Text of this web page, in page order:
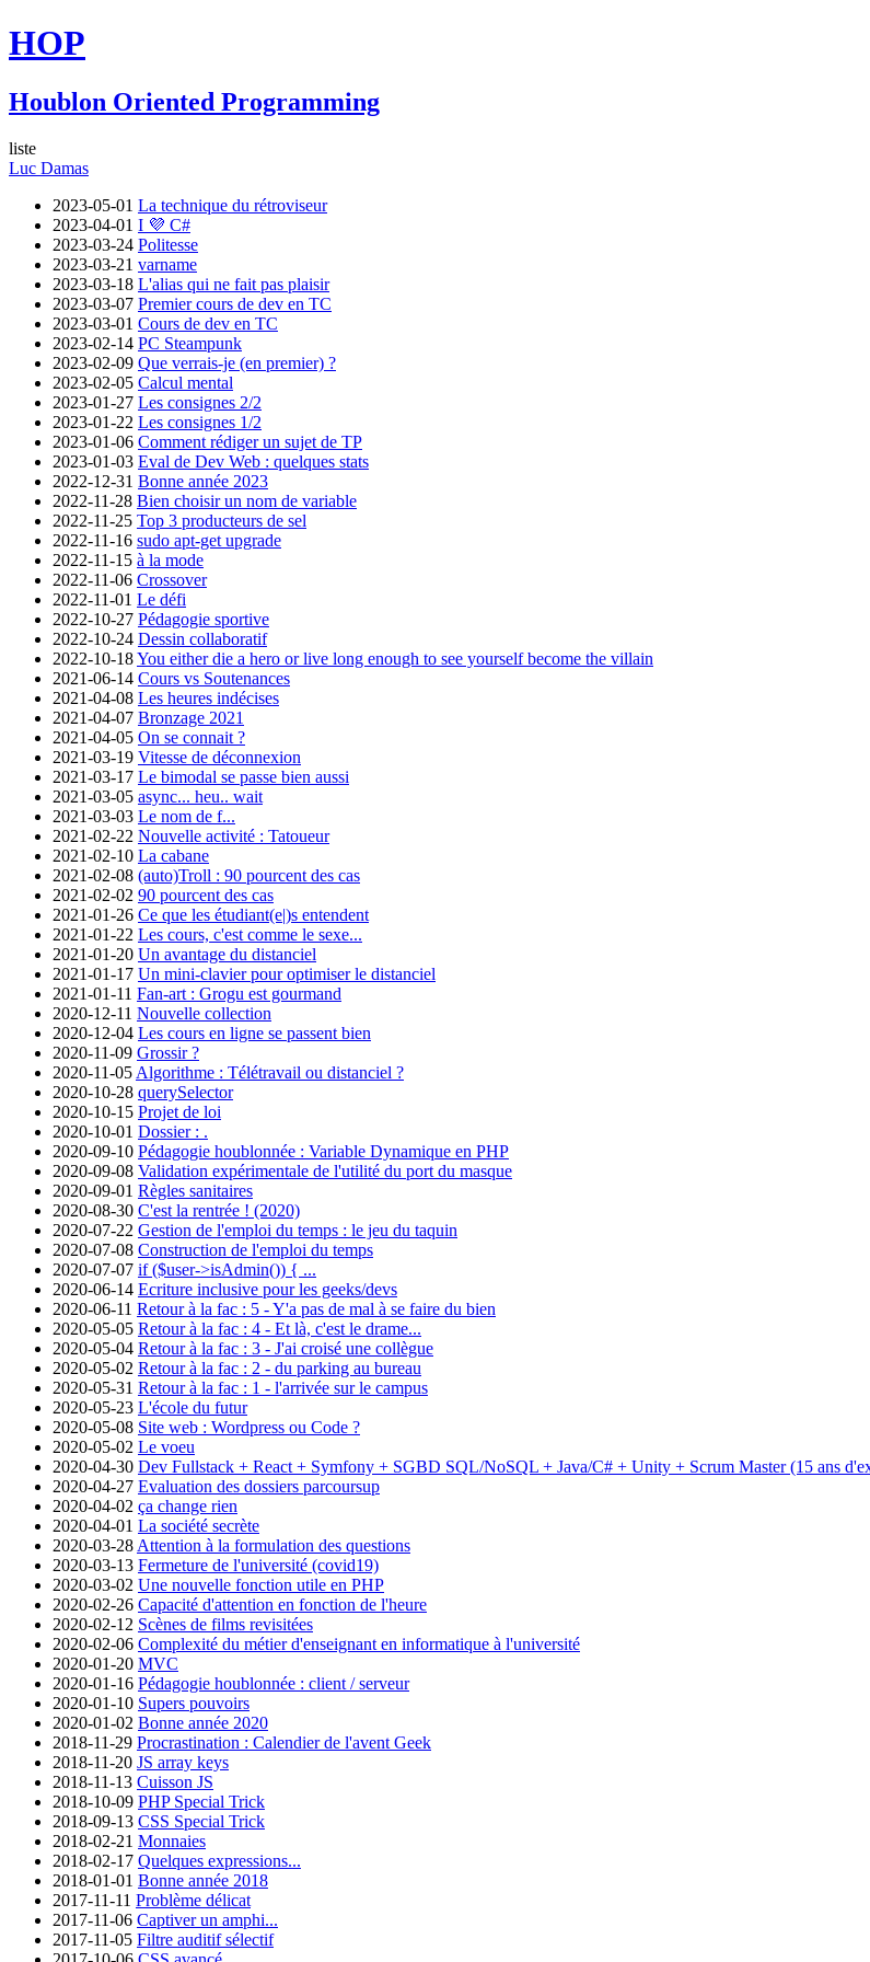
HOP
Houblon Oriented Programming
liste
Luc Damas
2023-05-01 La technique du rétroviseur
2023-04-01 I 💜 C#
2023-03-24 Politesse
2023-03-21 varname
2023-03-18 L'alias qui ne fait pas plaisir
2023-03-07 Premier cours de dev en TC
2023-03-01 Cours de dev en TC
2023-02-14 PC Steampunk
2023-02-09 Que verrais-je (en premier) ?
2023-02-05 Calcul mental
2023-01-27 Les consignes 2/2
2023-01-22 Les consignes 1/2
2023-01-06 Comment rédiger un sujet de TP
2023-01-03 Eval de Dev Web : quelques stats
2022-12-31 Bonne année 2023
2022-11-28 Bien choisir un nom de variable
2022-11-25 Top 3 producteurs de sel
2022-11-16 sudo apt-get upgrade
2022-11-15 à la mode
2022-11-06 Crossover
2022-11-01 Le défi
2022-10-27 Pédagogie sportive
2022-10-24 Dessin collaboratif
2022-10-18You either die a hero or live long enough to see yourself become the villain
2021-06-14 Cours vs Soutenances
2021-04-08 Les heures indécises
2021-04-07 Bronzage 2021
2021-04-05 On se connait ?
2021-03-19 Vitesse de déconnexion
2021-03-17 Le bimodal se passe bien aussi
2021-03-05 async... heu.. wait
2021-03-03 Le nom de f...
2021-02-22 Nouvelle activité : Tatoueur
2021-02-10 La cabane
2021-02-08 (auto)Troll : 90 pourcent des cas
2021-02-02 90 pourcent des cas
2021-01-26 Ce que les étudiant(e|)s entendent
2021-01-22 Les cours, c'est comme le sexe...
2021-01-20 Un avantage du distanciel
2021-01-17 Un mini-clavier pour optimiser le distanciel
2021-01-11 Fan-art : Grogu est gourmand
2020-12-11 Nouvelle collection
2020-12-04 Les cours en ligne se passent bien
2020-11-09 Grossir ?
2020-11-05 Algorithme : Télétravail ou distanciel ?
2020-10-28 querySelector
2020-10-15 Projet de loi
2020-10-01 Dossier : .
2020-09-10 Pédagogie houblonnée : Variable Dynamique en PHP
2020-09-08 Validation expérimentale de l'utilité du port du masque
2020-09-01 Règles sanitaires
2020-08-30 C'est la rentrée ! (2020)
2020-07-22 Gestion de l'emploi du temps : le jeu du taquin
2020-07-08 Construction de l'emploi du temps
2020-07-07 if ($user->isAdmin()) { ...
2020-06-14 Ecriture inclusive pour les geeks/devs
2020-06-11 Retour à la fac : 5 - Y'a pas de mal à se faire du bien
2020-05-05 Retour à la fac : 4 - Et là, c'est le drame...
2020-05-04 Retour à la fac : 3 - J'ai croisé une collègue
2020-05-02 Retour à la fac : 2 - du parking au bureau
2020-05-31 Retour à la fac : 1 - l'arrivée sur le campus
2020-05-23 L'école du futur
2020-05-08 Site web : Wordpress ou Code ?
2020-05-02 Le voeu
2020-04-30 Dev Fullstack + React + Symfony + SGBD SQL/NoSQL + Java/C# + Unity + Scrum Master (15 ans
2020-04-27 Evaluation des dossiers parcoursup
2020-04-02 ça change rien
2020-04-01 La société secrète
2020-03-28 Attention à la formulation des questions
2020-03-13 Fermeture de l'université (covid19)
2020-03-02 Une nouvelle fonction utile en PHP
2020-02-26 Capacité d'attention en fonction de l'heure
2020-02-12 Scènes de films revisitées
2020-02-06 Complexité du métier d'enseignant en informatique à l'université
2020-01-20 MVC
2020-01-16 Pédagogie houblonnée : client / serveur
2020-01-10 Supers pouvoirs
2020-01-02 Bonne année 2020
2018-11-29 Procrastination : Calendier de l'avent Geek
2018-11-20 JS array keys
2018-11-13 Cuisson JS
2018-10-09 PHP Special Trick
2018-09-13 CSS Special Trick
2018-02-21 Monnaies
2018-02-17 Quelques expressions...
2018-01-01 Bonne année 2018
2017-11-11 Problème délicat
2017-11-06 Captiver un amphi...
2017-11-05 Filtre auditif sélectif